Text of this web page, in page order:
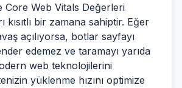
Core Web Vitals Değerleri
kısıtlı bir zamana sahiptir. Eğer
açılıyorsa, botlar sayfayı
edemez ve taramayı yarıda
web teknolojilerini
yüklenme hızını optimize